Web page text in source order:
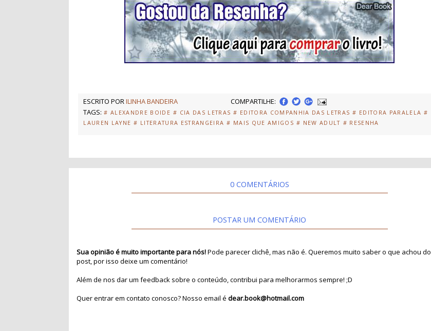
ESCRITO PORILINHA BANDEIRA
COMPARTILHE:
TAGS: # ALEXANDRE BOIDE # CIA DAS LETRAS # EDITORA COMPANHIA DAS LETRAS # EDITORA PARALELA #
LAUREN LAYNE # LITERATURA ESTRANGEIRA # MAIS QUE AMIGOS # NEW ADULT # RESENHA
0 COMENTÁRIOS
POSTAR UM COMENTÁRIO
Sua opinião é muito importante para nós!Pode parecer clichê, mas não é. Queremos muito saber o que achou do
post, por isso deixe um comentário!
Além de nos dar um feedback sobre o conteúdo, contribui para melhorarmos sempre! ;D
Quer entrar em contato conosco? Nosso email édear.book@hotmail.com